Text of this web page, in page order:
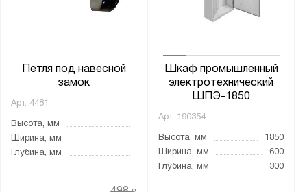
Петля под навесной
замок
Арт. 4481
Высота, мм
Ширина, мм
Глубина, мм
Шкаф промышленный
электротехнический
ШПЭ-1850
Арт. 190354
Высота, мм
1850
Ширина, мм
600
Глубина, мм
300
Нагрузка на полку, кг:
от
Толщина: